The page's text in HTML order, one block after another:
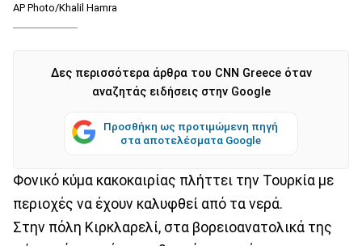
AP Photo/Khalil Hamra
Δες περισσότερα άρθρα του CNN Greece όταν
αναζητάς ειδήσεις στην Google
Προσθήκη ως προτιμώμενη πηγή
στα αποτελέσματα Google
Φονικό κύμα κακοκαιρίας πλήττει την Τουρκία με
περιοχές να έχουν καλυφθεί από τα νερά.
Στην πόλη Κιρκλαρελί, στα βορειοανατολικά της